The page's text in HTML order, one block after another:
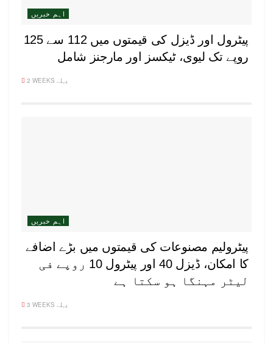
اہم خبریں
پیٹرول اور ڈیزل کی قیمتوں میں 112 سے 125
روپے تک لیوی، ٹیکسز اور مارجنز شامل
2 WEEKS پہلے
اہم خبریں
پیٹرولیم مصنوعات کی قیمتوں میں بڑے اضافے
کا امکان، ڈیزل 40 اور پیٹرول 10 روپے فی
لیٹر مہنگا ہو سکتا ہے
3 WEEKS پہلے